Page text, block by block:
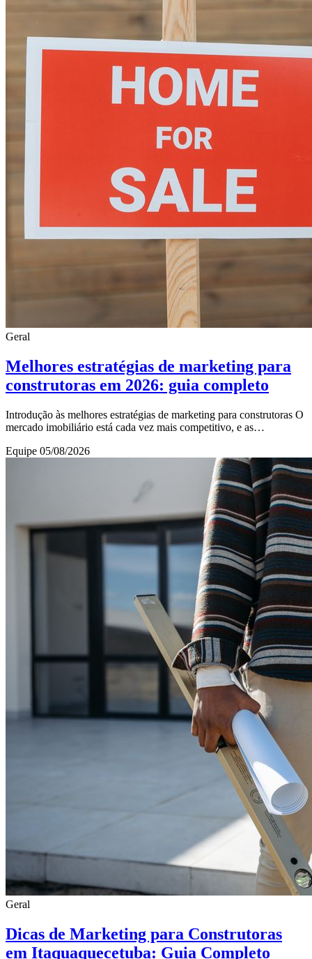
Geral
Melhores estratégias de marketing para
construtoras em 2026: guia completo
Introdução às melhores estratégias de marketing para construtoras O
mercado imobiliário está cada vez mais competitivo, e as
Equipe 05/08/2026
Geral
Dicas de Marketing para Construtoras
em Itaquaquecetuba: Guia Completo